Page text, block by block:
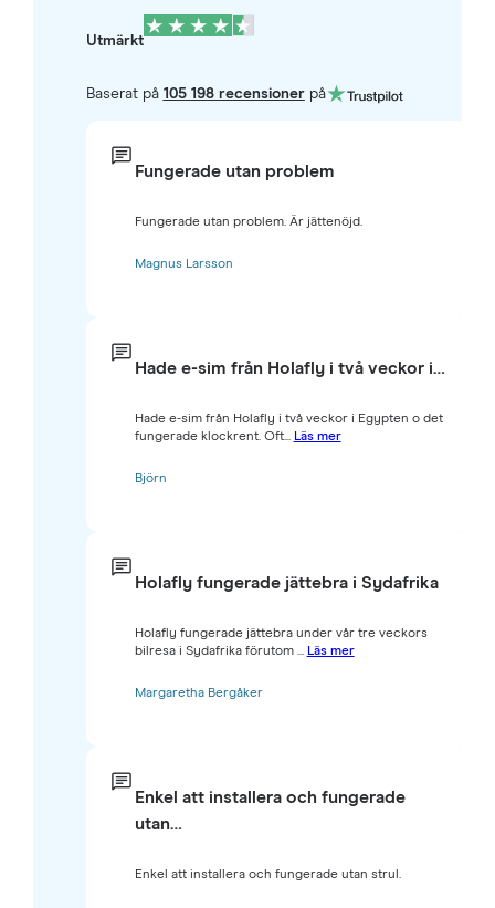
Utmärkt
Baserat på 105 198 recensionerpå
Fungerade utan problem
Fungerade utan problem. Är jättenöjd.
Magnus Larsson
Hade e-sim från Holafly i två veckor i…
Hade e-sim från Holafly i två veckor i Egypten o det
fungerade klockrent. Oft... Läs mer
Björn
Holafly fungerade jättebra i Sydafrika
Holafly fungerade jättebra under vår tre veckors
bilresa i Sydafrika förutom ... Läs mer
Margaretha Bergåker
Enkel att installera och fungerade
utan…
Enkel att installera och fungerade utan strul.